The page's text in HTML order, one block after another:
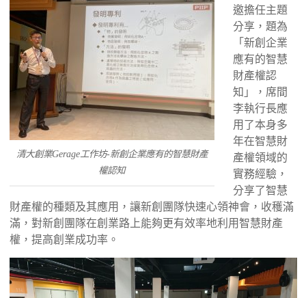
清大創業Gerage工作坊-新創企業應有的智慧財產
權認知
邀擔任主題
分享，題為
「新創企業
應有的智慧
財產權認
知」，席間
李執行長應
用了本身多
年在智慧財
產權領域的
實務經驗，
分享了智慧
財產權的種類及其應用，讓新創團隊快速心領神會，收穫滿
滿，對新創團隊在創業路上能夠更有效率地利用智慧財產
權，提高創業成功率。